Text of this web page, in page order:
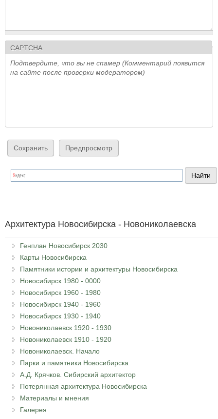
CAPTCHA
Подтвердите, что вы не спамер (Комментарий появится
на сайте после проверки модератором)
Архитектура Новосибирска - Новониколаевска
Генплан Новосибирск 2030
Карты Новосибирска
Памятники истории и архитектуры Новосибирска
Новосибирск 1980 - 0000
Новосибирск 1960 - 1980
Новосибирск 1940 - 1960
Новосибирск 1930 - 1940
Новониколаевск 1920 - 1930
Новониколаевск 1910 - 1920
Новониколаевск. Начало
Парки и памятники Новосибирска
А.Д. Крячков. Сибирский архитектор
Потерянная архитектура Новосибирска
Материалы и мнения
Галерея